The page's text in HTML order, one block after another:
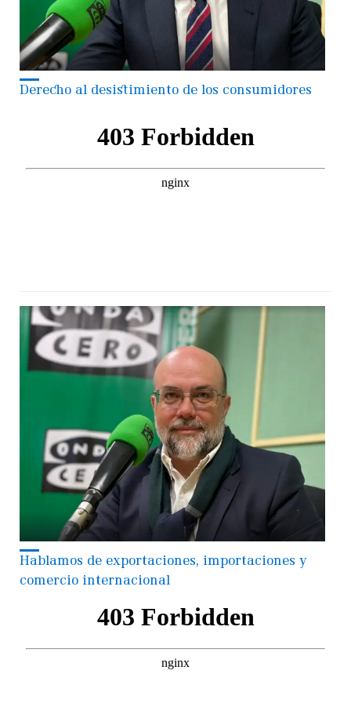
Derecho al desistimiento de los consumidores
Hablamos de exportaciones, importaciones y
comercio internacional